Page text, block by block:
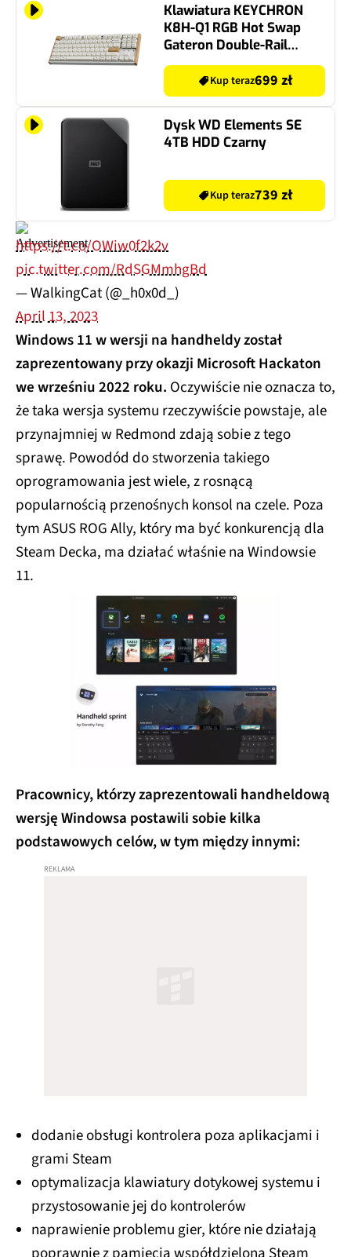
Klawiatura KEYCHRON
K8H-Q1 RGB Hot Swap
Gateron Double-Rail
Magnetic Nebula
Kup teraz699 zł
Dysk WD Elements SE
4TB HDD Czarny
Kup teraz739 zł
https://t.co/OWiw0f2k2v
pic.twitter.com/RdSGMmhgBd
— WalkingCat (@_h0x0d_)
April 13, 2023
Windows 11 w wersji na handheldy został
zaprezentowany przy okazji Microsoft Hackaton
we wrześniu 2022 roku. Oczywiście nie oznacza to,
że taka wersja systemu rzeczywiście powstaje, ale
przynajmniej w Redmond zdają sobie z tego
sprawę. Powodód do stworzenia takiego
oprogramowania jest wiele, z rosnącą
popularnością przenośnych konsol na czele. Poza
tym ASUS ROG Ally, który ma być konkurencją dla
Steam Decka, ma działać właśnie na Windowsie
11.
Pracownicy, którzy zaprezentowali handheldową
wersję Windowsa postawili sobie kilka
podstawowych celów, w tym między innymi:
dodanie obsługi kontrolera poza aplikacjami i
grami Steam
optymalizacja klawiatury dotykowej systemu i
przystosowanie jej do kontrolerów
naprawienie problemu gier, które nie działają